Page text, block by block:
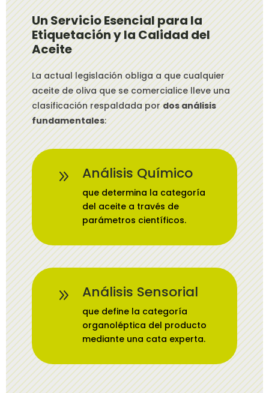
Un Servicio Esencial para la
Etiquetación y la Calidad del
Aceite
La actual legislación obliga a que cualquier
aceite de oliva que se comercialice lleve una
clasificación respaldada pordos análisis
fundamentales:
9 Análisis Químico
que determina la categoría
del aceite a través de
parámetros científicos.
9 Análisis Sensorial
que define la categoría
organoléptica del producto
mediante una cata experta.